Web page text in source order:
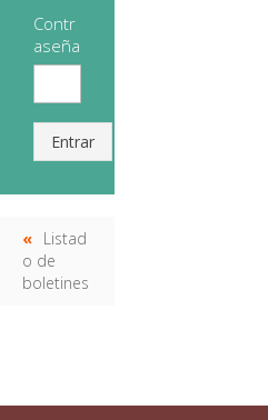
Contr
aseña
Entrar
Listad
o de
boletines